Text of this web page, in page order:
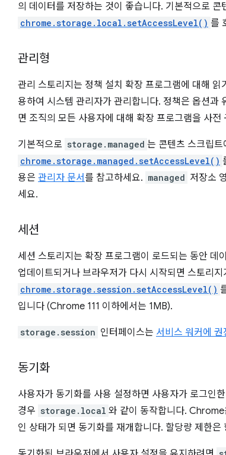
의 데이터를 저장하는 것이 좋습니다. 기본적으로
chrome.storage.local.setAccessLevel() 를
관리형
관리 스토리지는 정책 설치 확장 프로그램에 대해
용하여 시스템 관리자가 관리합니다. 정책은 옵션과
면 조직의 모든 사용자에 대해 확장 프로그램을 사전
기본적으로 storage.managed 는 콘텐츠 스크립
chrome.storage.managed.setAccessLevel()
용은 관리자 문서를 참고하세요. managed 저장소
세요.
세션
세션 스토리지는 확장 프로그램이 로드되는 동안 데
업데이트되거나 브라우저가 다시 시작되면 스토리
chrome.storage.session.setAccessLevel()
입니다 (Chrome 111 이하에서는 1MB).
storage.session 인터페이스는 서비스 워커에 권
동기화
사용자가 동기화를 사용 설정하면 사용자가 로그인
경우 storage.local 와 같이 동작합니다.
인 상태가 되면 동기화를 재개합니다. 할당량 제한